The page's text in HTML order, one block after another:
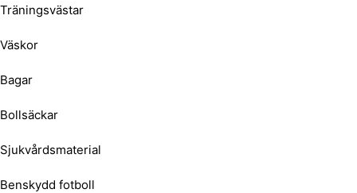
Träningsvästar
Väskor
Bagar
Bollsäckar
Sjukvårdsmaterial
Benskydd fotboll